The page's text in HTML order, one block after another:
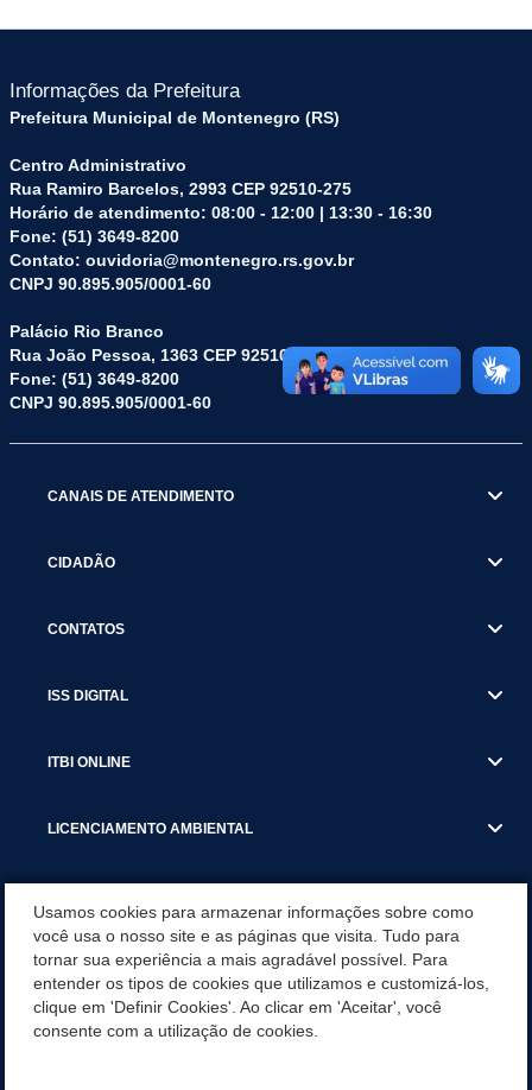
Informações da Prefeitura
Prefeitura Municipal de Montenegro (RS)
Centro Administrativo
Rua Ramiro Barcelos, 2993 CEP 92510-275
Horário de atendimento: 08:00 - 12:00 | 13:30 - 16:30
Fone: (51) 3649-8200
Contato: ouvidoria@montenegro.rs.gov.br
CNPJ 90.895.905/0001-60
Palácio Rio Branco
Rua João Pessoa, 1363 CEP 92510-045
Fone: (51) 3649-8200
CNPJ 90.895.905/0001-60
CANAIS DE ATENDIMENTO
CIDADÃO
CONTATOS
ISS DIGITAL
ITBI ONLINE
LICENCIAMENTO AMBIENTAL
SERVIÇOS
SERVIÇOS DO DEPARTAMENTO DE RECEITA MUNICIPAL
Usamos cookies para armazenar informações sobre como
você usa o nosso site e as páginas que visita. Tudo para
tornar sua experiência a mais agradável possível. Para
entender os tipos de cookies que utilizamos e customizá-los,
clique em 'Definir Cookies'. Ao clicar em 'Aceitar', você
consente com a utilização de cookies.